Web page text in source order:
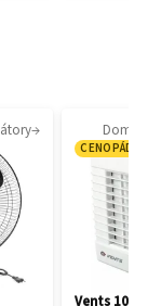
CENOPÁD
Vents 100